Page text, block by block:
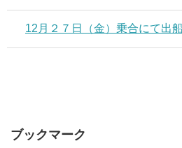
12月２７日（金）乗合にて出
ブックマーク